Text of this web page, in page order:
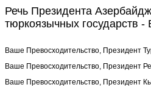
Речь Президента
тюркоязычных государств -
Ваше Превосходительство, Президент
Ваше Превосходительство, Президент
Ваше Превосходительство, Президент